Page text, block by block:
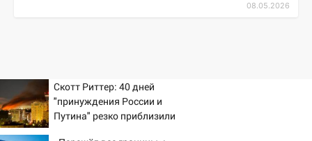
08.05.2026
Скотт Риттер: 40 дней
"принуждения России и
Путина" резко приблизили